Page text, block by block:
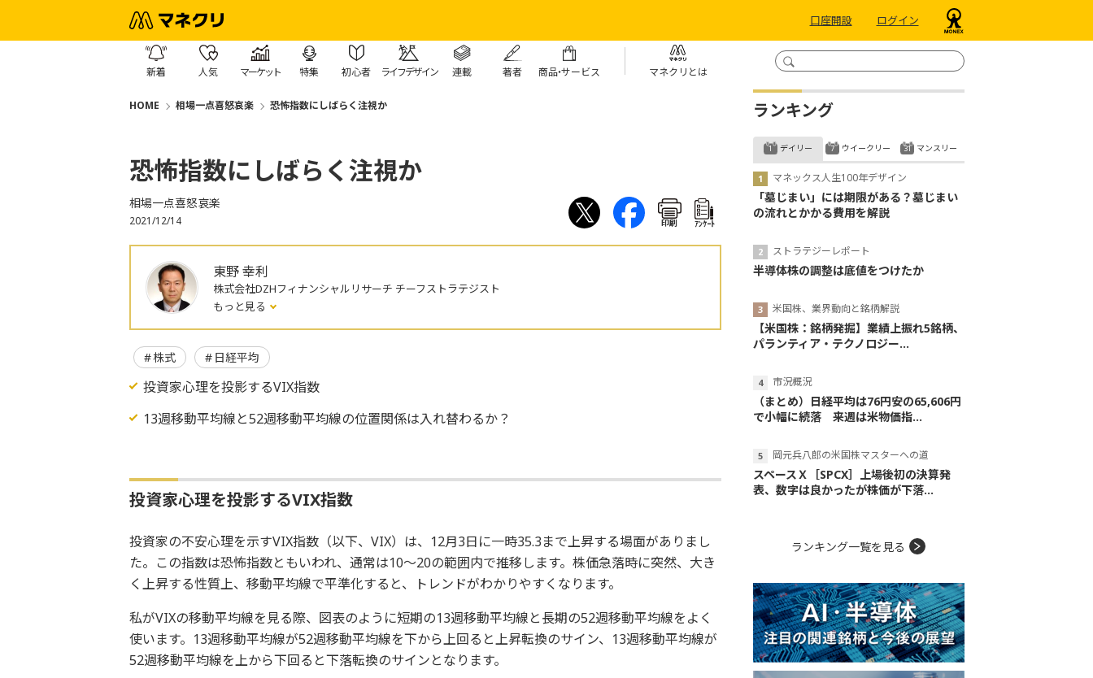
口座開設 ログイン
新着 人気 マーケット 特集 初心者 ライフデザイン 連載 著者 商品・サービス マネクリとは
HOME 相場一点喜怒哀楽 恐怖指数にしばらく注視か
恐怖指数にしばらく注視か
相場一点喜怒哀楽
2021/12/14 印刷 ｱﾝｹｰﾄ
東野 幸利
株式会社DZHフィナンシャルリサーチ チーフストラテジスト
もっと見る
株式 日経平均
投資家心理を投影するVIX指数
13週移動平均線と52週移動平均線の位置関係は入れ替わるか？
投資家心理を投影するVIX指数
投資家の不安心理を示すVIX指数（以下、VIX）は、12月3日に一時35.3まで上昇する場面がありまし
た。この指数は恐怖指数ともいわれ、通常は10～20の範囲内で推移します。株価急落時に突然、大き
く上昇する性質上、移動平均線で平準化すると、トレンドがわかりやすくなります。
私がVIXの移動平均線を見る際、図表のように短期の13週移動平均線と長期の52週移動平均線をよく
使います。13週移動平均線が52週移動平均線を下から上回ると上昇転換のサイン、13週移動平均線が
52週移動平均線を上から下回ると下落転換のサインとなります。
ランキング
デイリー
マネックス人生100年デザイン
「墓じまい」には期限がある？墓じまい
の流れとかかる費用を解説
ストラテジーレポート
半導体株の調整は底値をつけたか
米国株、業界動向と銘柄解説
【米国株：銘柄発掘】業績上振れ5銘柄、
パランティア・テクノロジー...
市況概況
（まとめ）日経平均は76円安の65,606円
で小幅に続落 来週は米物価指...
岡元兵八郎の米国株マスターへの道
スペースＸ［SPCX］上場後初の決算発
表、数字は良かったが株価が下落...
ウイークリー マンスリー
ランキング一覧を見る